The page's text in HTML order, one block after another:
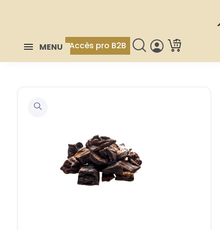
MENU Accès pro B2B